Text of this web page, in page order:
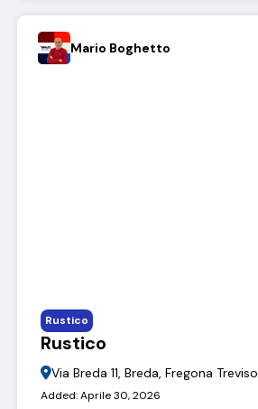
Mario Boghetto
Rustico
Via Breda 11, Breda, Fregona Treviso
Added:Aprile 30, 2026
Rustico